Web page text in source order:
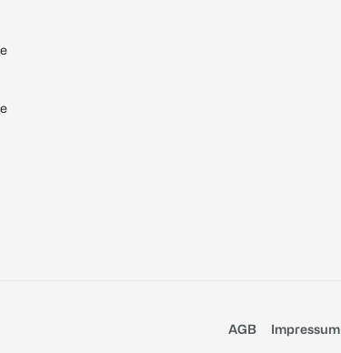
AGB Impressum